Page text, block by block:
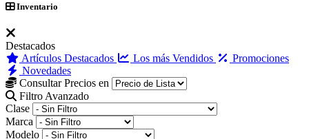
Inventario
Destacados
Artículos Destacados
Los más Vendidos
Promociones
Novedades
Consultar Precios en
Filtro Avanzado
Clase
Marca
Modelo